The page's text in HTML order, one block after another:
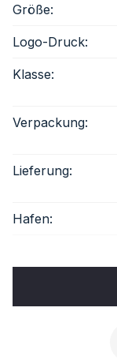
Größe:
Logo-Druck:
Klasse:
Verpackung:
Lieferung:
Hafen: